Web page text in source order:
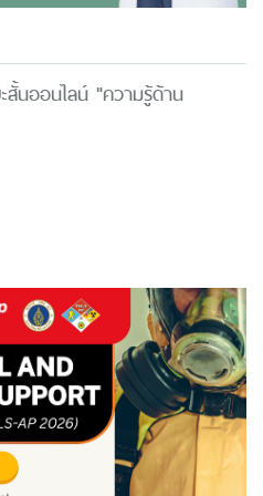
สั้นออนไลน์ "ความรู้ด้าน